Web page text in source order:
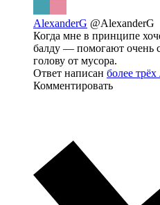
AlexanderG @AlexanderG
Когда мне в принципе
балду — помогают очень
голову от мусора.
Ответ написан более трёх
Комментировать